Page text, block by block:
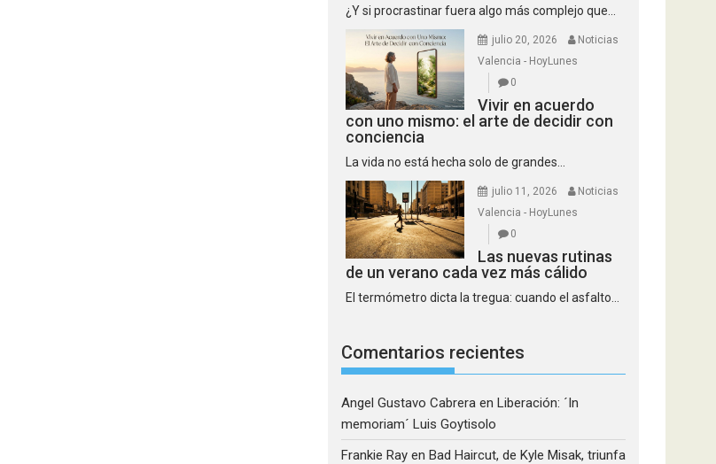
¿Y si procrastinar fuera algo más complejo que...
julio 20, 2026
Noticias
Valencia - HoyLunes
0
Vivir en acuerdo
con uno mismo: el arte de decidir con
conciencia
La vida no está hecha solo de grandes...
julio 11, 2026
Noticias
Valencia - HoyLunes
0
Las nuevas rutinas
de un verano cada vez más cálido
El termómetro dicta la tregua: cuando el asfalto...
Comentarios recientes
Angel Gustavo Cabrera en Liberación: ´In
memoriam´ Luis Goytisolo
Frankie Ray en Bad Haircut, de Kyle Misak, triunfa